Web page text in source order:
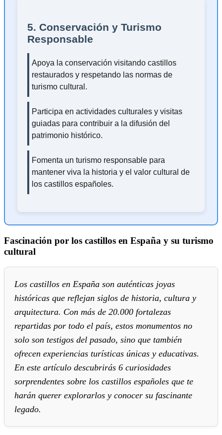
5. Conservación y Turismo
Responsable
Apoya la conservación visitando castillos
restaurados y respetando las normas de
turismo cultural.
Participa en actividades culturales y visitas
guiadas para contribuir a la difusión del
patrimonio histórico.
Fomenta un turismo responsable para
mantener viva la historia y el valor cultural de
los castillos españoles.
Fascinación por los castillos en España y su turismo
cultural
Los castillos en España son auténticas joyas
históricas que reflejan siglos de historia, cultura y
arquitectura. Con más de 20.000 fortalezas
repartidas por todo el país, estos monumentos no
solo son testigos del pasado, sino que también
ofrecen experiencias turísticas únicas y educativas.
En este artículo descubrirás 6 curiosidades
sorprendentes sobre los castillos españoles que te
harán querer explorarlos y conocer su fascinante
legado.